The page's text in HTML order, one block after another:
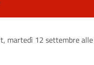
martedì 12 settembre